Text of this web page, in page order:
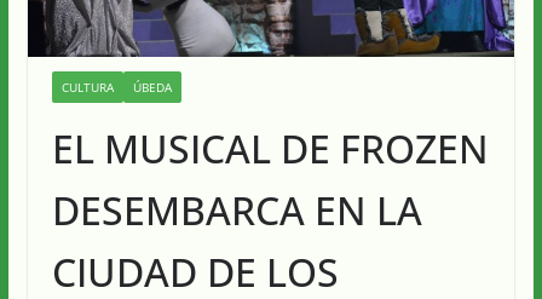
CULTURA ÚBEDA
EL MUSICAL DE FROZEN
DESEMBARCA EN LA
CIUDAD DE LOS